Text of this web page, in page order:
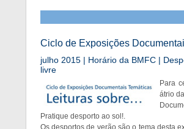
Ciclo de Exposições
julho 2015 | Horário da BMFC |
livre
Para
átrio
Pratique desporto ao sol!.
Os desportos de verão são o tema desta